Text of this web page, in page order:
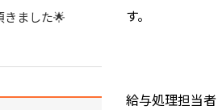
す。
給与処理担当
きました🌟